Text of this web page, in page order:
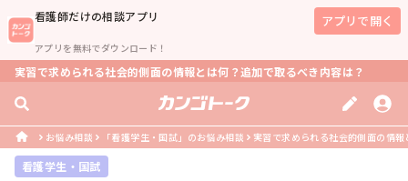
看護師だけの相談アプリ
アプリを無料でダウンロード！
アプリで開く
実習で求められる社会的側面の情報とは何？追加で取るべき内容は？
お悩み相談 「看護学生・国試」のお悩み相談 実習で求められる社会的側面の情
看護学生・国試